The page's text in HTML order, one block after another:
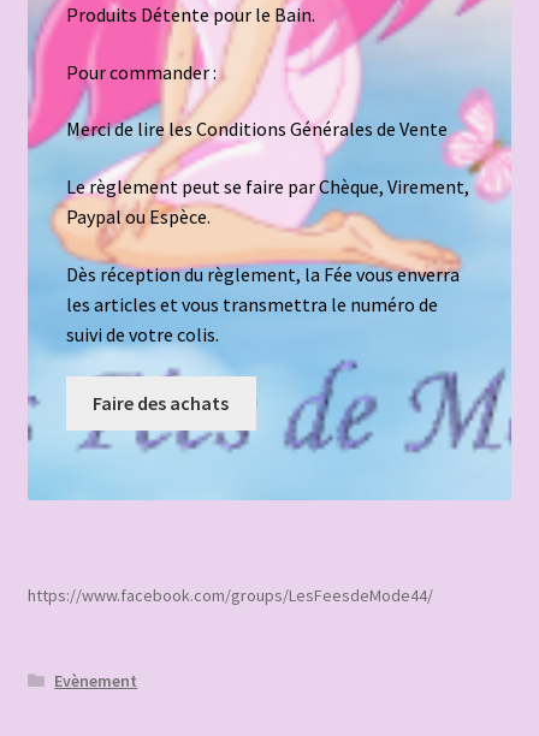
Produits Détente pour le Bain.
Pour commander :
Merci de lire les Conditions Générales de Vente
Le règlement peut se faire par Chèque, Virement,
Paypal ou Espèce.
Dès réception du règlement, la Fée vous enverra
les articles et vous transmettra le numéro de
suivi de votre colis.
Faire des achats
https://www.facebook.com/groups/LesFeesdeMode44/
Evènement